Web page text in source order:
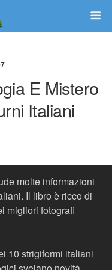
E Mistero
Italiani
molte informazioni
Il libro è ricco di
migliori fotografi
10 strigiformi italiani